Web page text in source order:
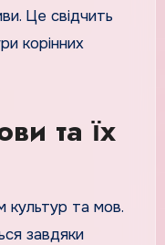
Це свідчить
корінних
та їх
культур та мов.
завдяки